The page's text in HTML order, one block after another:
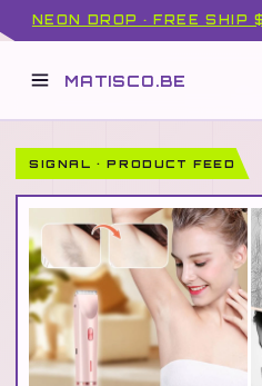
NEON DROP · FREE SHIP
MATISCO.BE
SIGNAL · PRODUCT FEED